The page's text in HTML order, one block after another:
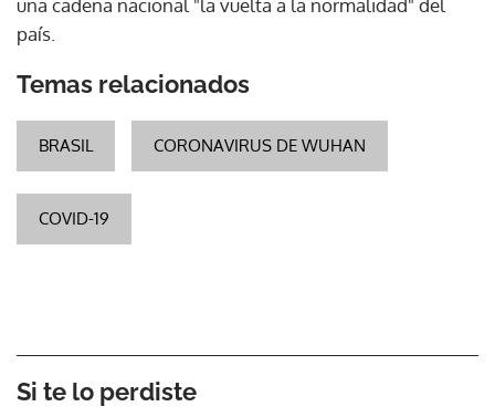
una cadena nacional "la vuelta a la normalidad" del
país.
Temas relacionados
BRASIL CORONAVIRUS DE WUHAN
COVID-19
Si te lo perdiste